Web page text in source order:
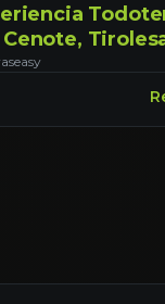
desde
easy